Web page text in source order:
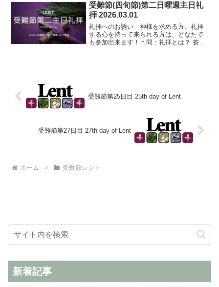
受難節(四旬節)第二日曜週主日礼
拝 2026.03.01
礼拝へのお誘い 神様を求める方、礼拝
する心を持って来られる方は、どなたで
も参加出来ます！＊問：礼拝とは？ 答：
受難節第25日目 25th day of Lent
受難節第27日目 27th day of Lent
ホーム 受難節レント
新着記事